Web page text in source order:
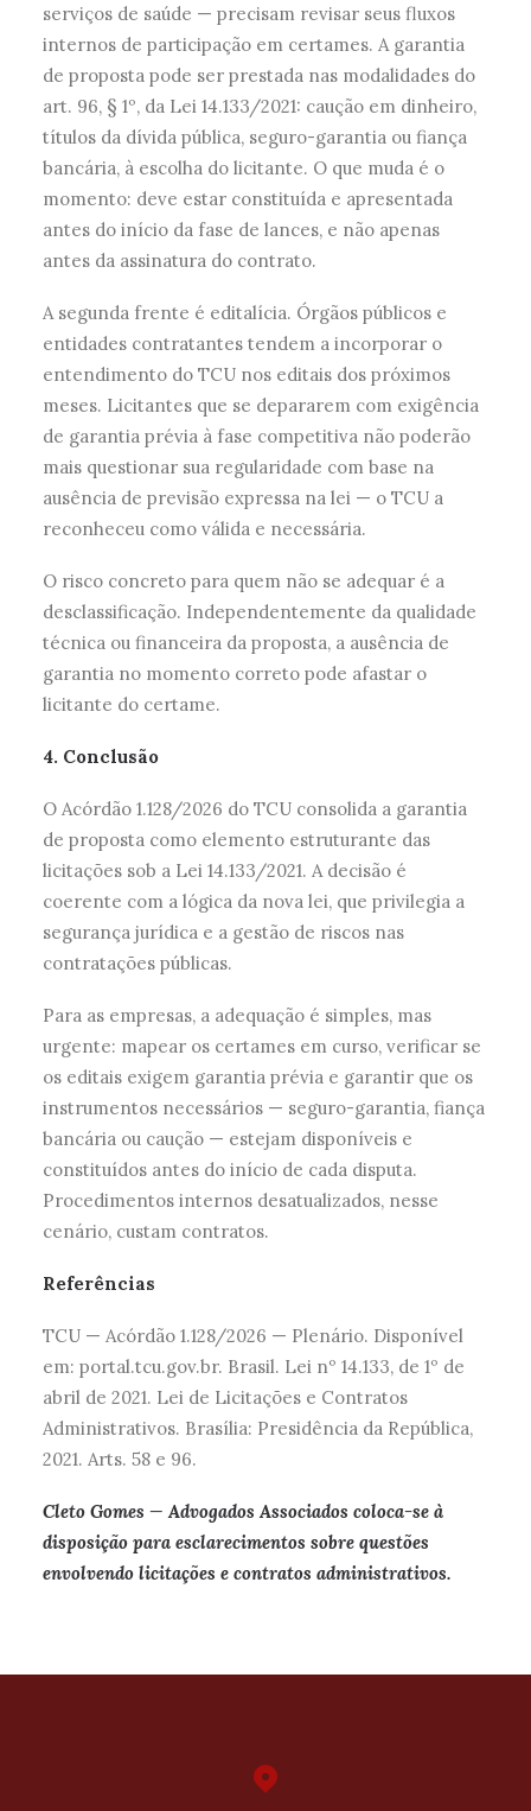
serviços de saúde — precisam revisar seus fluxos
internos de participação em certames. A garantia
de proposta pode ser prestada nas modalidades do
art. 96, § 1º, da Lei 14.133/2021: caução em dinheiro,
títulos da dívida pública, seguro-garantia ou fiança
bancária, à escolha do licitante. O que muda é o
momento: deve estar constituída e apresentada
antes do início da fase de lances, e não apenas
antes da assinatura do contrato.
A segunda frente é editalícia. Órgãos públicos e
entidades contratantes tendem a incorporar o
entendimento do TCU nos editais dos próximos
meses. Licitantes que se depararem com exigência
de garantia prévia à fase competitiva não poderão
mais questionar sua regularidade com base na
ausência de previsão expressa na lei — o TCU a
reconheceu como válida e necessária.
O risco concreto para quem não se adequar é a
desclassificação. Independentemente da qualidade
técnica ou financeira da proposta, a ausência de
garantia no momento correto pode afastar o
licitante do certame.
4. Conclusão
O Acórdão 1.128/2026 do TCU consolida a garantia
de proposta como elemento estruturante das
licitações sob a Lei 14.133/2021. A decisão é
coerente com a lógica da nova lei, que privilegia a
segurança jurídica e a gestão de riscos nas
contratações públicas.
Para as empresas, a adequação é simples, mas
urgente: mapear os certames em curso, verificar se
os editais exigem garantia prévia e garantir que os
instrumentos necessários — seguro-garantia, fiança
bancária ou caução — estejam disponíveis e
constituídos antes do início de cada disputa.
Procedimentos internos desatualizados, nesse
cenário, custam contratos.
Referências
TCU — Acórdão 1.128/2026 — Plenário. Disponível
em: portal.tcu.gov.br. Brasil. Lei nº 14.133, de 1º de
abril de 2021. Lei de Licitações e Contratos
Administrativos. Brasília: Presidência da República,
2021. Arts. 58 e 96.
Cleto Gomes — Advogados Associados coloca-se à
disposição para esclarecimentos sobre questões
envolvendo licitações e contratos administrativos.